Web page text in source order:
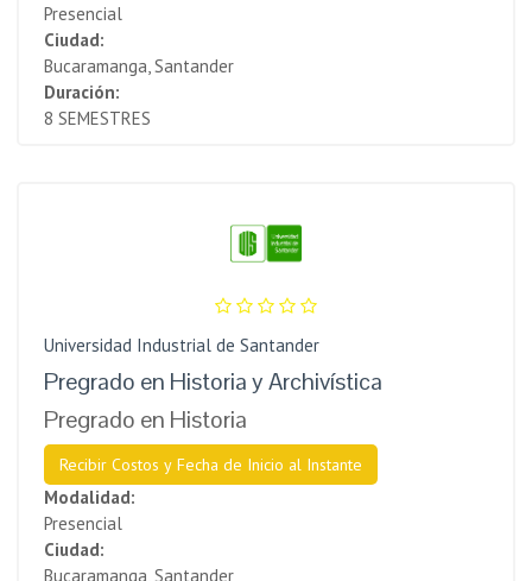
Presencial
Ciudad:
Bucaramanga, Santander
Duración:
8 SEMESTRES
Universidad Industrial de Santander
Pregrado en Historia y Archivística
Pregrado en Historia
Recibir Costos y Fecha de Inicio al Instante
Modalidad:
Presencial
Ciudad:
Bucaramanga, Santander